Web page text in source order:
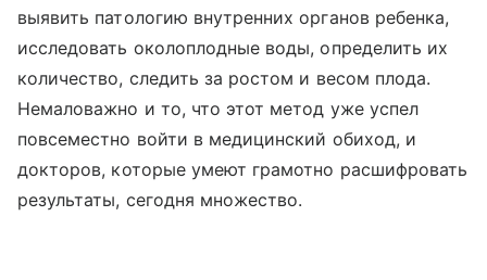
выявить патологию внутренних органов ребенка,
исследовать околоплодные воды, определить их
количество, следить за ростом и весом плода.
Немаловажно и то, что этот метод уже успел
повсеместно войти в медицинский обиход, и
докторов, которые умеют грамотно расшифровать
результаты, сегодня множество.